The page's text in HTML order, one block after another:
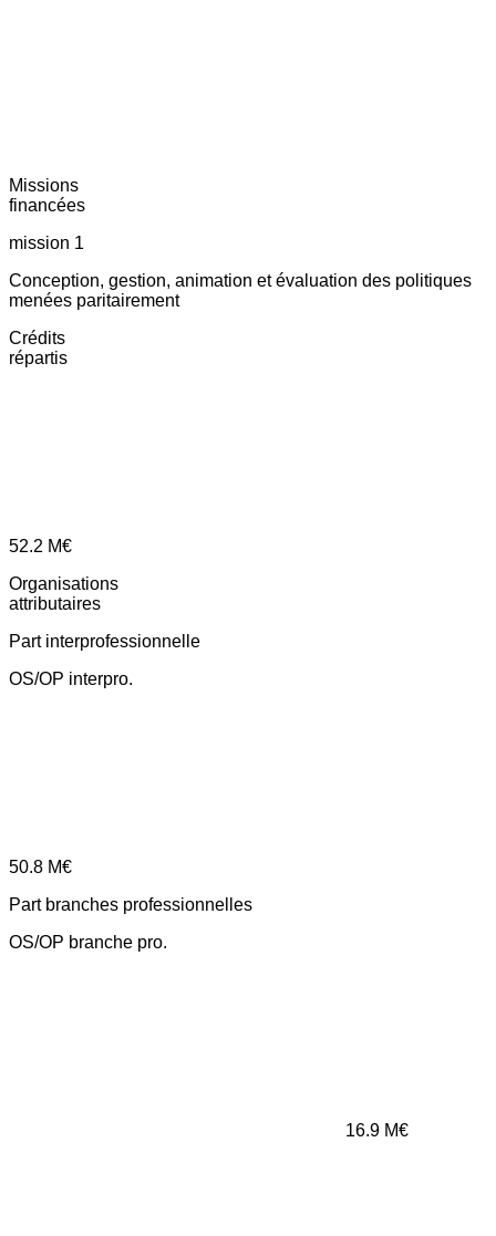
Missions
financées
mission 1
Conception, gestion, animation et évaluation des politiques
menées paritairement
Crédits
répartis
52.2 M€
Organisations
attributaires
Part interprofessionnelle
OS/OP interpro.
50.8 M€
Part branches professionnelles
OS/OP branche pro.
16.9 M€